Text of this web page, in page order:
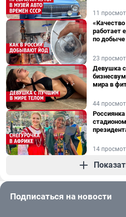
11
работает
по
23
Девушка
мира в
44
14
Подписаться на новости